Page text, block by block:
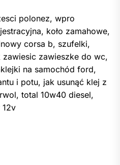
polonez, wpro
koło zamahowe,
corsa b, szufelki,
zawieszke do wc,
na samochód ford,
i potu, jak usunąć klej z
total 10w40 diesel,